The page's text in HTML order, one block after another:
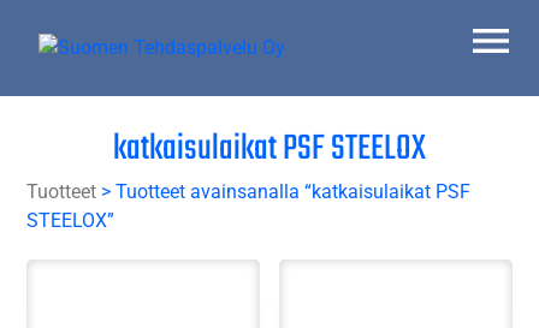
katkaisulaikat PSF STEELOX
Tuotteet > Tuotteet avainsanalla “katkaisulaikat PSF
STEELOX”